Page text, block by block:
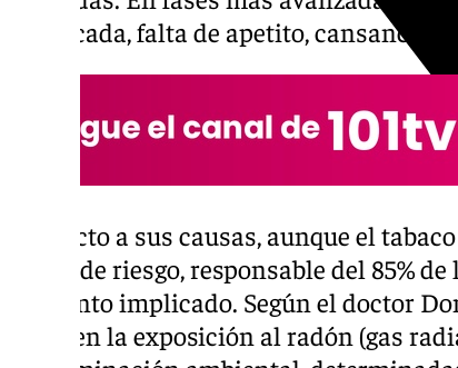
justificada, falta de apetito, cansancio
Respecto a sus causas, aunque el
factor de riesgo, responsable del 85% de
elemento implicado. Según el doctor
influyen la exposición al radón (gas